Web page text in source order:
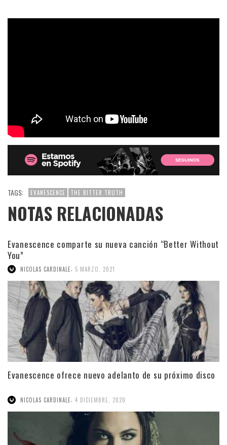
TAGS: EVANESCENCE THE BITTER TRUTH
NOTAS RELACIONADAS
Evanescence comparte su nueva canción “Better Without
You”
NICOLAS CARDINALE 5 MARZO, 2021
Evanescence ofrece nuevo adelanto de su próximo disco
NICOLAS CARDINALE 4 DICIEMBRE, 2020